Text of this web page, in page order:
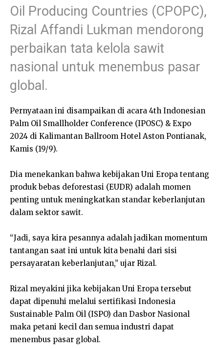
Oil Producing Countries (CPOPC),
Rizal Affandi Lukman mendorong
perbaikan tata kelola sawit
nasional untuk menembus pasar
global.
Pernyataan ini disampaikan di acara 4th Indonesian
Palm Oil Smallholder Conference (IPOSC) & Expo
2024 di Kalimantan Ballroom Hotel Aston Pontianak,
Kamis (19/9).
Dia menekankan bahwa kebijakan Uni Eropa tentang
produk bebas deforestasi (EUDR) adalah momen
penting untuk meningkatkan standar keberlanjutan
dalam sektor sawit.
“Jadi, saya kira pesannya adalah jadikan momentum
tantangan saat ini untuk kita benahi dari sisi
persayaratan keberlanjutan,” ujar Rizal.
Rizal meyakini jika kebijakan Uni Eropa tersebut
dapat dipenuhi melalui sertifikasi Indonesia
Sustainable Palm Oil (ISPO) dan Dasbor Nasional
maka petani kecil dan semua industri dapat
menembus pasar global.